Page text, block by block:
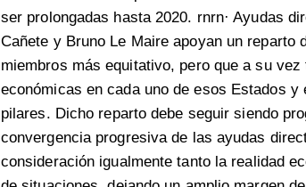
ser prolongadas hasta 2020. rnrn· Ayudas
Cañete y Bruno Le Maire apoyan un
miembros más equitativo, pero que a su
económicas en cada uno de esos Estados
pilares. Dicho reparto debe seguir siendo
convergencia progresiva de las ayudas
consideración igualmente tanto la realidad